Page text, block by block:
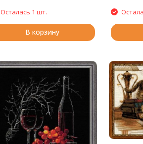
Осталась 1 шт.
В корзину